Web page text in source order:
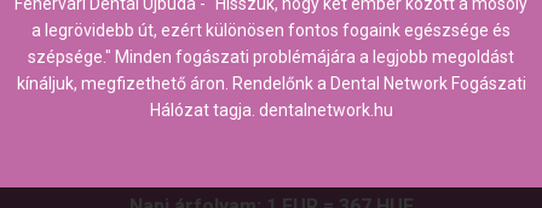
a legrövidebb út, ezért különösen fontos fogaink egészsége és
szépsége." Minden fogászati problémájára a legjobb megoldást
kínáljuk, megfizethető áron. Rendelőnk a Dental Network Fogászati
Hálózat tagja. dentalnetwork.hu